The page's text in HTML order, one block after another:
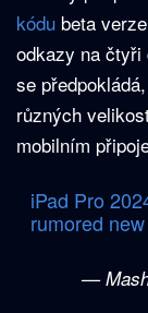
kódu beta
odkazy na čtyři
se
různých
mobilním
iPad Pro
rumored
—